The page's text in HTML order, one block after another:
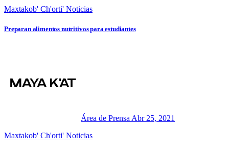
Maxtakob' Ch'orti' Noticias
Preparan alimentos nutritivos para estudiantes
Área de Prensa Abr 25, 2021
Maxtakob' Ch'orti' Noticias